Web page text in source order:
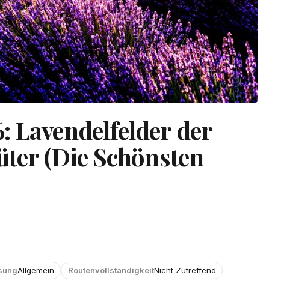
Lavendelfelder der
(Die Schönsten
Allgemein RoutenvollständigkeitNicht Zutreffend